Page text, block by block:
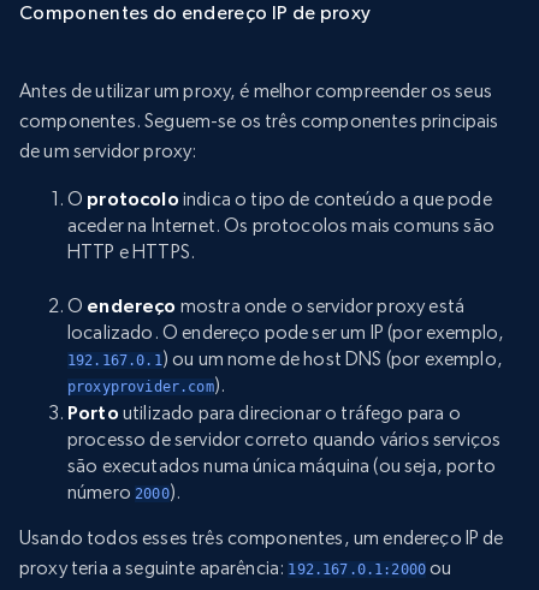
Componentes do endereço IP de proxy
Antes de utilizar um proxy, é melhor compreender os seus
componentes. Seguem-se os três componentes principais
de um servidor proxy:
O protocolo indica o tipo de conteúdo a que pode
aceder na Internet. Os protocolos mais comuns são
HTTP e HTTPS.
O endereço mostra onde o servidor proxy está
localizado. O endereço pode ser um IP (por exemplo,
192.167.0.1) ou um nome de host DNS (por exemplo,
proxyprovider.com).
Porto utilizado para direcionar o tráfego para o
processo de servidor correto quando vários serviços
são executados numa única máquina (ou seja, porto
número2000).
Usando todos esses três componentes, um endereço IP de
proxy teria a seguinte aparência: 192.167.0.1:2000 ou